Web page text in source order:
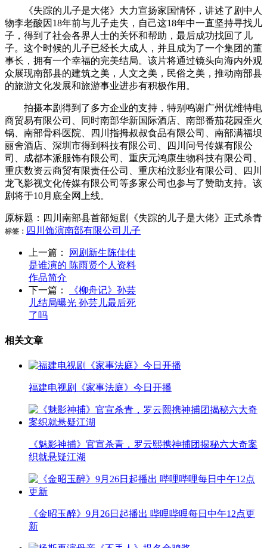
《失踪的儿子是大佬》大力宣扬家国情怀，讲述了剧中人
物李老酸因18年前与儿子走失，自己这18年中一直坚持寻找儿
子，得到了社会各界人士的关怀和帮助，最后成功找回了儿
子。这个时候的儿子已经长大成人，并且成为了一个集团的董
事长，拥有一个幸福的完美结局。该片将通过镜头向海内外观
众展现南部县的建筑之美，人文之美，民俗之美，推动南部县
的旅游文化发展和旅游事业进步有积极作用。
拍摄本剧得到了多方企业的支持，特别鸣谢广州优维特电
商贸易有限公司、同时南部华新国际酒店、南部番茄花园歪火
锅、南部骨科医院、四川指拇叔叔食品有限公司、南部满福坝
丽舍酒店、深圳市得到科技有限公司、四川问号传媒有限公
司、成都本派服饰有限公司、重庆元鸿康生物科技有限公司、
重庆数资云商贸有限责任公司、重庆柏汶影业有限公司、四川
龙飞影视文化传媒有限公司等多家公司也参与了赞助支持。该
剧将于10月底全网上线。
原标题：四川南部县首部短剧《失踪的儿子是大佬》正式杀青
标签： 四川 饰演南部有限公司 儿子
上一篇：
网剧新生陈佳佳
是谁演的 陈雨贤个人资料
作品简介
下一篇：
《柳舟记》孙芸
儿结局曝光 孙芸儿最后死
了吗
相关文章
福建电视剧《家事法庭》今日开播
《魅影神捕》官宣杀青，罗云熙携神捕团揭秘六大奇案
织就悬疑江湖
《金昭玉醉》9月26日起播出 哔哩哔哩每日中午12点更
新